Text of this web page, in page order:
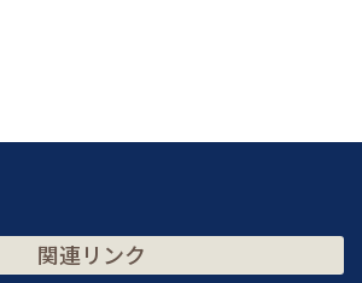
関連リンク